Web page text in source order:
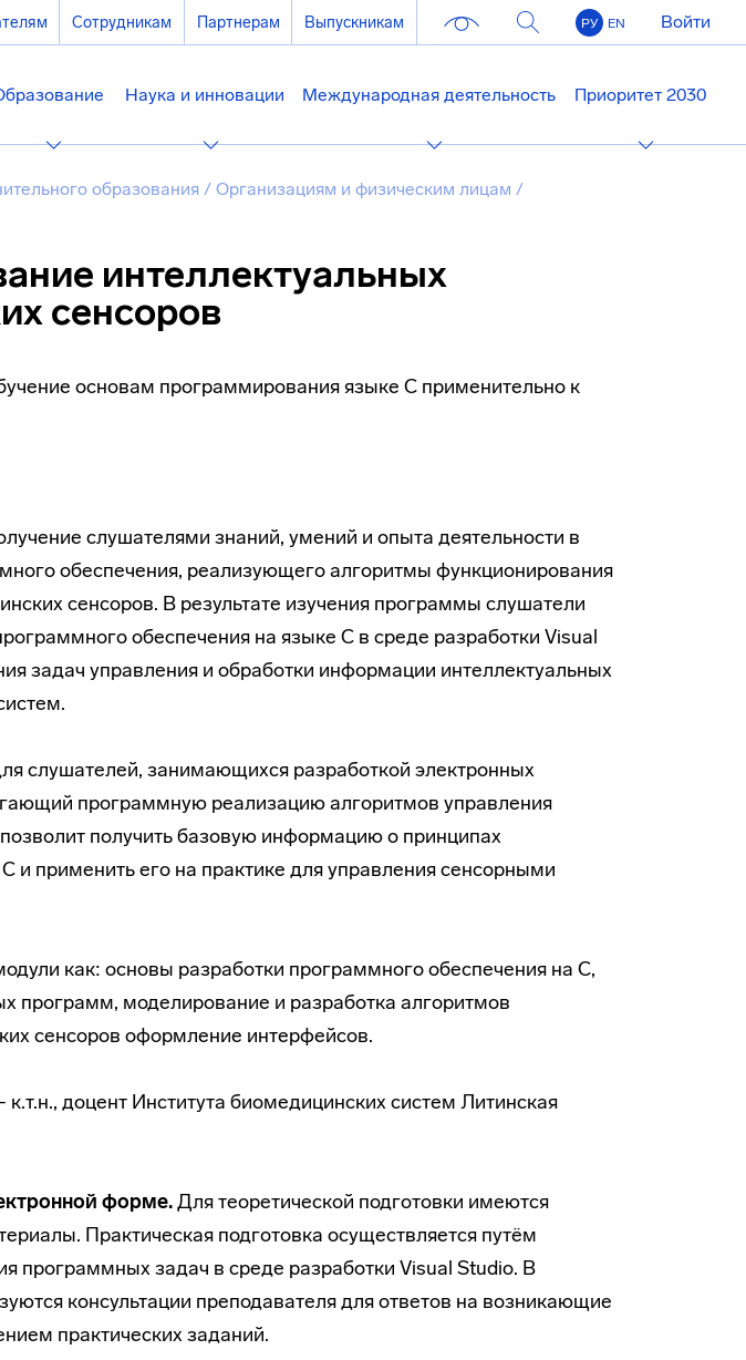
Сотрудникам Партнерам Выпускникам РУ EN Войти
Наука и инновации Международная деятельность Приоритет 2030
образования / Организациям и физическим лицам /
интеллектуальных
сенсоров
основам программирования языке С применительно к
слушателями знаний, умений и опыта деятельности в
обеспечения, реализующего алгоритмы функционирования
сенсоров. В результате изучения программы слушатели
обеспечения на языке С в среде разработки Visual
задач управления и обработки информации интеллектуальных
слушателей, занимающихся разработкой электронных
программную реализацию алгоритмов управления
получить базовую информацию о принципах
и применить его на практике для управления сенсорными
как: основы разработки программного обеспечения на С,
программ, моделирование и разработка алгоритмов
сенсоров оформление интерфейсов.
к.т.н., доцент Института биомедицинских систем Литинская
форме.Для теоретической подготовки имеются
Практическая подготовка осуществляется путём
программных задач в среде разработки Visual Studio. В
консультации преподавателя для ответов на возникающие
практических заданий.